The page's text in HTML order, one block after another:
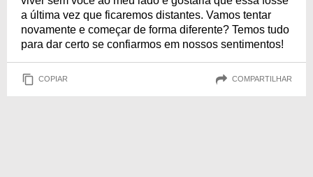
a última vez que ficaremos distantes. Vamos tentar
novamente e começar de forma diferente? Temos tudo
para dar certo se confiarmos em nossos sentimentos!
COPIAR COMPARTILHAR